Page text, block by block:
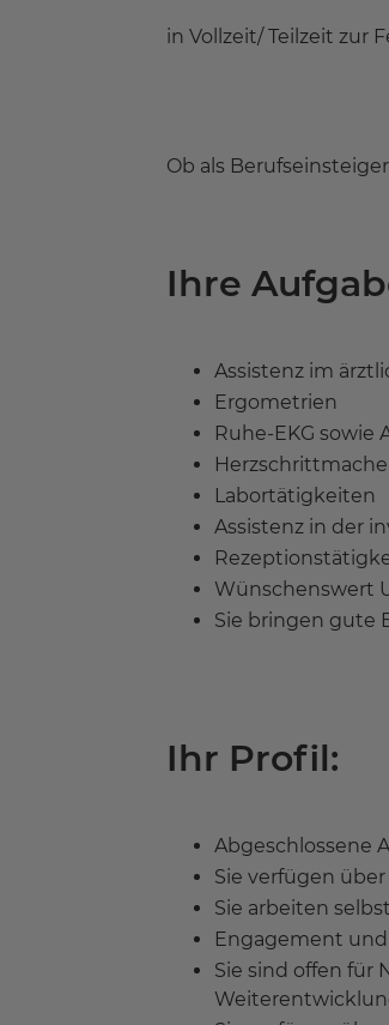
in Vollzeit/ Teilzeit zur
Ob als
Ihre
Assistenz im
Ergometrien
Ruhe-EKG sowie
Labortätigkeiten
Assistenz in der
Wünschenswert
Sie bringen gute
Ihr Profil:
Abgeschlossene
Sie verfügen
Sie arbeiten
Engagement
Sie sind offen für